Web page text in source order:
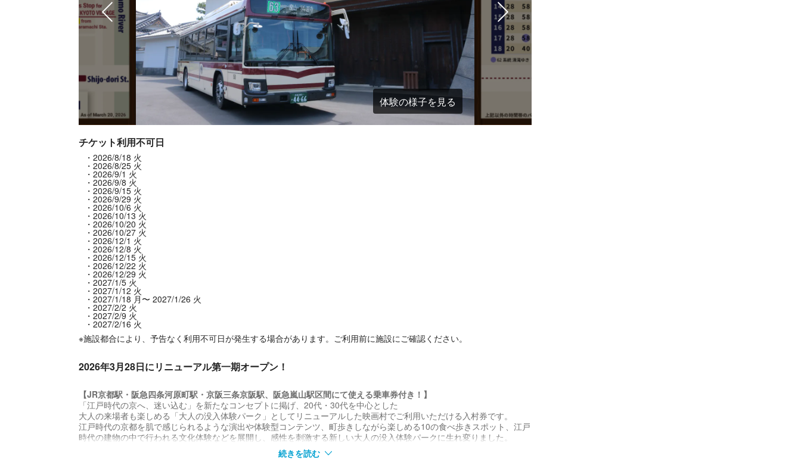
体験の様子を見る
チケット利用不可日
2026/8/18 火
2026/8/25 火
2026/9/1 火
2026/9/8 火
2026/9/15 火
2026/9/29 火
2026/10/6 火
2026/10/13 火
2026/10/20 火
2026/10/27 火
2026/12/1 火
2026/12/8 火
2026/12/15 火
2026/12/22 火
2026/12/29 火
2027/1/5 火
2027/1/12 火
2027/1/18 月〜 2027/1/26 火
2027/2/2 火
2027/2/9 火
2027/2/16 火
※施設都合により、予告なく利用不可日が発生する場合があります。ご利用前に施設にご確認ください。
2026年3月28日にリニューアル第一期オープン！
【JR京都駅・阪急四条河原町駅・京阪三条京阪駅、阪急嵐山駅区間にて使える乗車券付き！】
「江戸時代の京へ、迷い込む」を新たなコンセプトに掲げ、20代・30代を中心とした
大人の来場者も楽しめる「大人の没入体験パーク」としてリニューアルした映画村でご利用いただける入村券です。
江戸時代の京都を肌で感じられるような演出や体験型コンテンツ、町歩きしながら楽しめる10の食べ歩きスポット、江戸
時代の建物の中で行われる文化体験などを展開し、感性を刺激する新しい大人の没入体験パークに生れ変りました。
また、夜の京都観光を楽しんでいただけるように、ナイトタイム入村券をご用意いたしました。
映画村へのアクセスや京都観光に便利な、京都駅、四条河原町・三条京阪、阪急嵐山駅 〜 映画村方面の均一区間内でご
続きを読む